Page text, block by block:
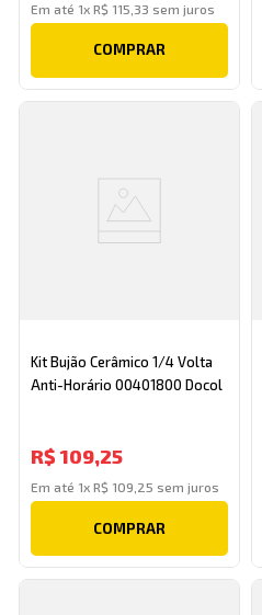
Em até 1xR$ 115 33 sem juros
COMPRAR
Kit Bujão Cerâmico 1/4 Volta
Anti-Horário 00401800 Docol
R$ 109,25
Em até 1xR$ 109 25 sem juros
COMPRAR